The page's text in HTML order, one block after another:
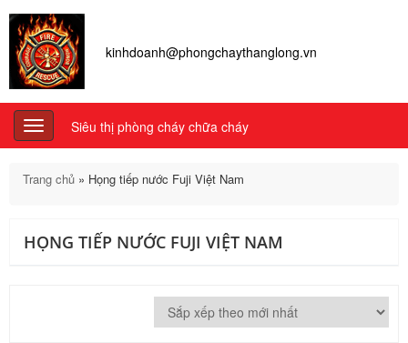
kinhdoanh@phongchaythanglong.vn
Toggle
navigation
Siêu thị phòng cháy chữa cháy
Trang chủ » Họng tiếp nước Fuji Việt Nam
HỌNG TIẾP NƯỚC FUJI VIỆT NAM